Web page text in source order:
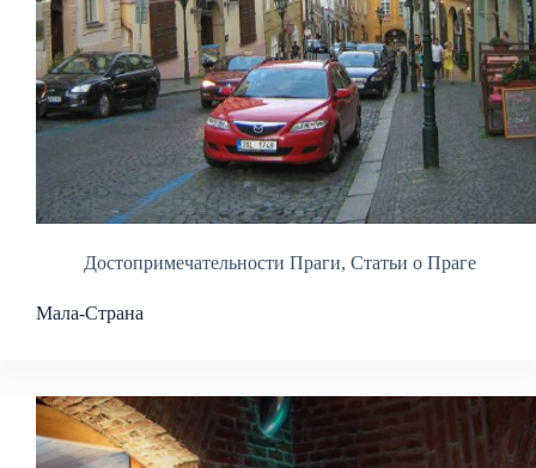
Достопримечательности Праги, Статьи о Праге
Мала-Страна